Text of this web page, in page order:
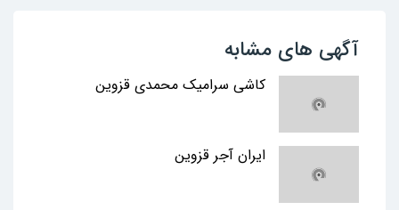
آگهی های مشابه
کاشی سرامیک محمدی قزوین
ایران آجر قزوین